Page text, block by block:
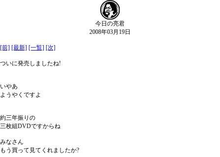
今日の亮君
2008年03月19日
[前] [最新] [一覧] [次]
ついに発売しましたね!
いやあ
ようやくですよ
約三年振りの
三枚組DVDですからね
みなさん
もう買って見てくれましたか?